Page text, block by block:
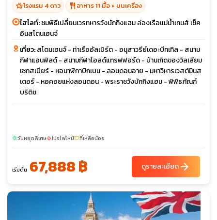
hotel_classโรงแรม 4 ดาว restaurant อาหาร 11 มื้อ + บนเครื่อง
ไฮไลท์:ชมพิธีเปลี่ยนเวรทหารวังบักกิงแฮม ล่องเรือแม่น้ำเทมส์ เช็ค
อินสโตนเฮนจ์
เที่ยว:สโตนเฮนจ์ - ท่าเรืออัลเบิร์ต - อนุสาวรีย์เดอะบีทเทิล - สนาม
กีฬาแอนฟิลด์ - สนามกีฬาโอลด์แทรฟฟอร์ด - บ้านเกิดของวิลเลียม
เชกสเปียร์ - หอนาฬิกาบิกเบน - ลอนดอนอาย - มหาวิหารเวสต์มินส
เตอร์ - หอคอยแห่งลอนดอน - พระราชวังบักกิงแฮม - พิพิธภัณฑ์
บริติช
sunnyวันหยุดพิเศษlocal_fire_departmentโปรไฟไหม้confirmation_numberที่เหลือน้อย
เริ่มต้น 67,888 ฿ ดูรายละเอียดarrow_forward